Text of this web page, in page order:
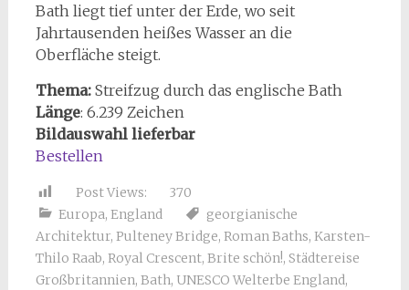
Bath liegt tief unter der Erde, wo seit
Jahrtausenden heißes Wasser an die
Oberfläche steigt.
Thema: Streifzug durch das englische Bath
Länge: 6.239 Zeichen
Bildauswahl lieferbar
Bestellen
Post Views:
370
Europa, England
georgianische
Architektur, Pulteney Bridge, Roman Baths, Karsten-
Thilo Raab, Royal Crescent, Brite schön!, Städtereise
Großbritannien, Bath, UNESCO Welterbe England,